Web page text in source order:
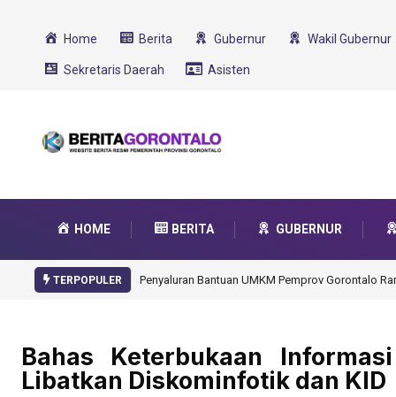
Home Berita Gubernur Wakil Gubernur
Sekretaris Daerah Asisten
HOME BERITA GUBERNUR
TERPOPULER Gorontalo Ikut Dukung Program SMA Unggul
Bahas Keterbukaan
Libatkan Diskominfotik dan KID